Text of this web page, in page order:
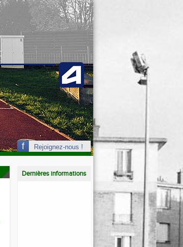
Rejoignez-nous !
Dernières informations